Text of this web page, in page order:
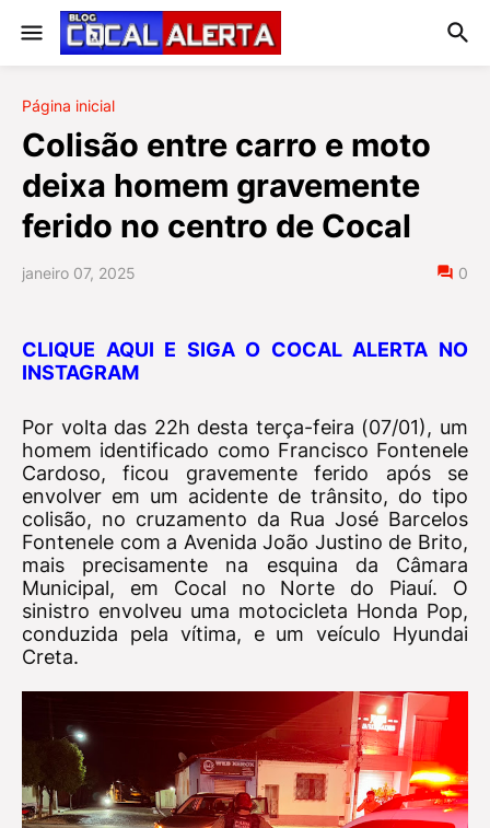
Página inicial
Colisão entre carro e moto
deixa homem gravemente
ferido no centro de Cocal
janeiro 07, 2025 0
CLIQUE AQUI E SIGA O COCAL ALERTA NO
INSTAGRAM
Por volta das 22h desta terça-feira (07/01), um
homem identificado como Francisco Fontenele
Cardoso, ficou gravemente ferido após se
envolver em um acidente de trânsito, do tipo
colisão, no cruzamento da Rua José Barcelos
Fontenele com a Avenida João Justino de Brito,
mais precisamente na esquina da Câmara
Municipal, em Cocal no Norte do Piauí. O
sinistro envolveu uma motocicleta Honda Pop,
conduzida pela vítima, e um veículo Hyundai
Creta.